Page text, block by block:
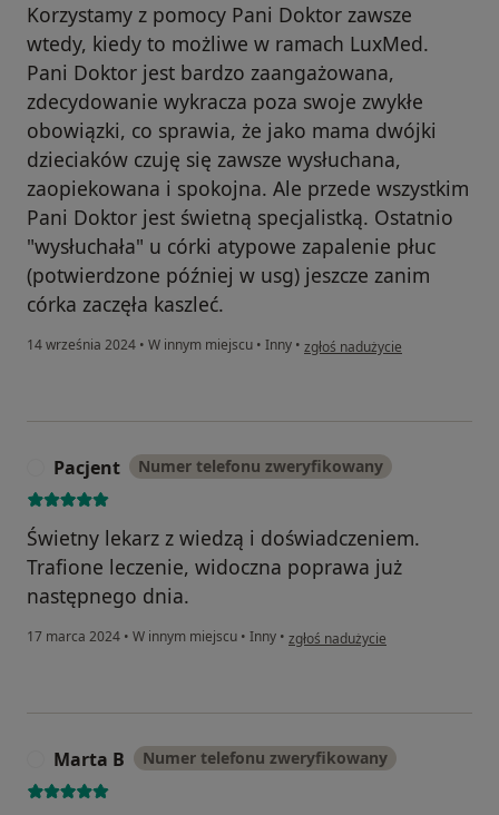
Korzystamy z pomocy Pani Doktor zawsze
wtedy, kiedy to możliwe w ramach LuxMed.
Pani Doktor jest bardzo zaangażowana,
zdecydowanie wykracza poza swoje zwykłe
obowiązki, co sprawia, że jako mama dwójki
dzieciaków czuję się zawsze wysłuchana,
zaopiekowana i spokojna. Ale przede wszystkim
Pani Doktor jest świetną specjalistką. Ostatnio
"wysłuchała" u córki atypowe zapalenie płuc
(potwierdzone później w usg) jeszcze zanim
córka zaczęła kaszleć.
14 września 2024 • W innym miejscu • Inny • w opinii użytkownika Agnieszka
zgłoś nadużycie
Pacjent Numer telefonu zweryfikowany
Świetny lekarz z wiedzą i doświadczeniem.
Trafione leczenie, widoczna poprawa już
następnego dnia.
17 marca 2024 • W innym miejscu • Inny • w opinii użytkownika Pacjent
zgłoś nadużycie
Marta B Numer telefonu zweryfikowany